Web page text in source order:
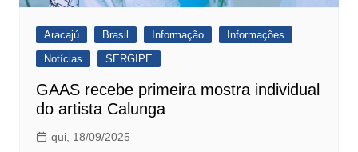
Aracajú Brasil Informação
Informações
Notícias
SERGIPE
GAAS recebe primeira mostra individual
do artista Calunga
qui, 18/09/2025